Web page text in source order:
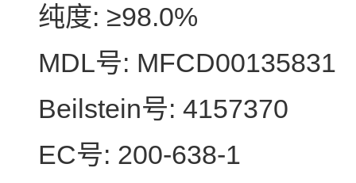
纯度: ≥98.0%
MDL号: MFCD00135831
Beilstein号: 4157370
EC号: 200-638-1